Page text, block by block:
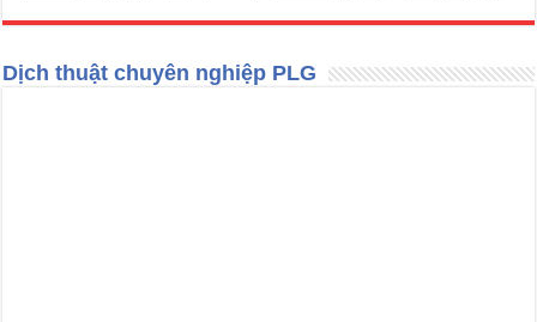
Dịch thuật chuyên nghiệp PLG